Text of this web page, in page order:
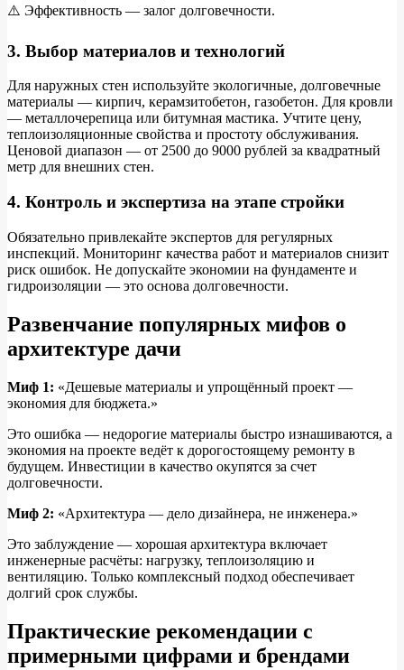
⚠️ Эффективность — залог долговечности.
3. Выбор материалов и технологий
Для наружных стен используйте экологичные, долговечные
материалы — кирпич, керамзитобетон, газобетон. Для кровли
— металлочерепица или битумная мастика. Учтите цену,
теплоизоляционные свойства и простоту обслуживания.
Ценовой диапазон — от 2500 до 9000 рублей за квадратный
метр для внешних стен.
4. Контроль и экспертиза на этапе стройки
Обязательно привлекайте экспертов для регулярных
инспекций. Мониторинг качества работ и материалов снизит
риск ошибок. Не допускайте экономии на фундаменте и
гидроизоляции — это основа долговечности.
Развенчание популярных мифов о
архитектуре дачи
Миф 1: «Дешевые материалы и упрощённый проект —
экономия для бюджета.»
Это ошибка — недорогие материалы быстро изнашиваются, а
экономия на проекте ведёт к дорогостоящему ремонту в
будущем. Инвестиции в качество окупятся за счет
долговечности.
Миф 2: «Архитектура — дело дизайнера, не инженера.»
Это заблуждение — хорошая архитектура включает
инженерные расчёты: нагрузку, теплоизоляцию и
вентиляцию. Только комплексный подход обеспечивает
долгий срок службы.
Практические рекомендации с
примерными цифрами и брендами